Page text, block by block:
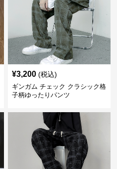
¥3,200 (税込)
ギンガム チェック クラシック格
子柄ゆったりパンツ